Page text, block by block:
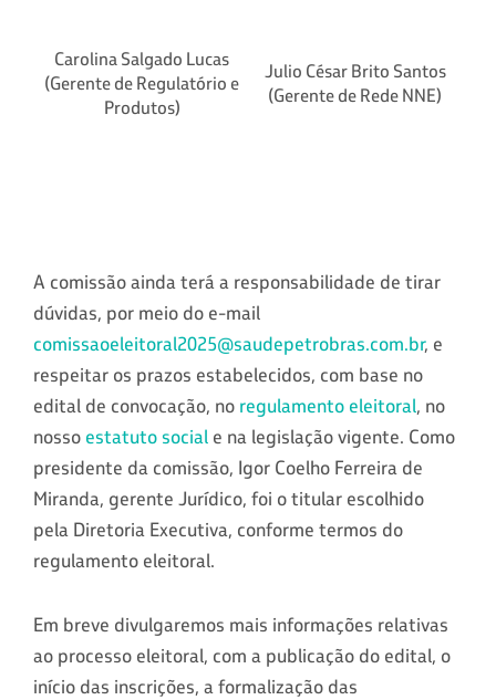
Carolina Salgado Lucas
(Gerente de Regulatório e
Produtos)
Julio César Brito Santos
(Gerente de Rede NNE)
A comissão ainda terá a responsabilidade de tirar
dúvidas, por meio do e-mail
comissaoeleitoral2025@saudepetrobras.com.br, e
respeitar os prazos estabelecidos, com base no
edital de convocação, no regulamento eleitoral, no
nosso estatuto social e na legislação vigente. Como
presidente da comissão, Igor Coelho Ferreira de
Miranda, gerente Jurídico, foi o titular escolhido
pela Diretoria Executiva, conforme termos do
regulamento eleitoral.
Em breve divulgaremos mais informações relativas
ao processo eleitoral, com a publicação do edital, o
início das inscrições, a formalização das